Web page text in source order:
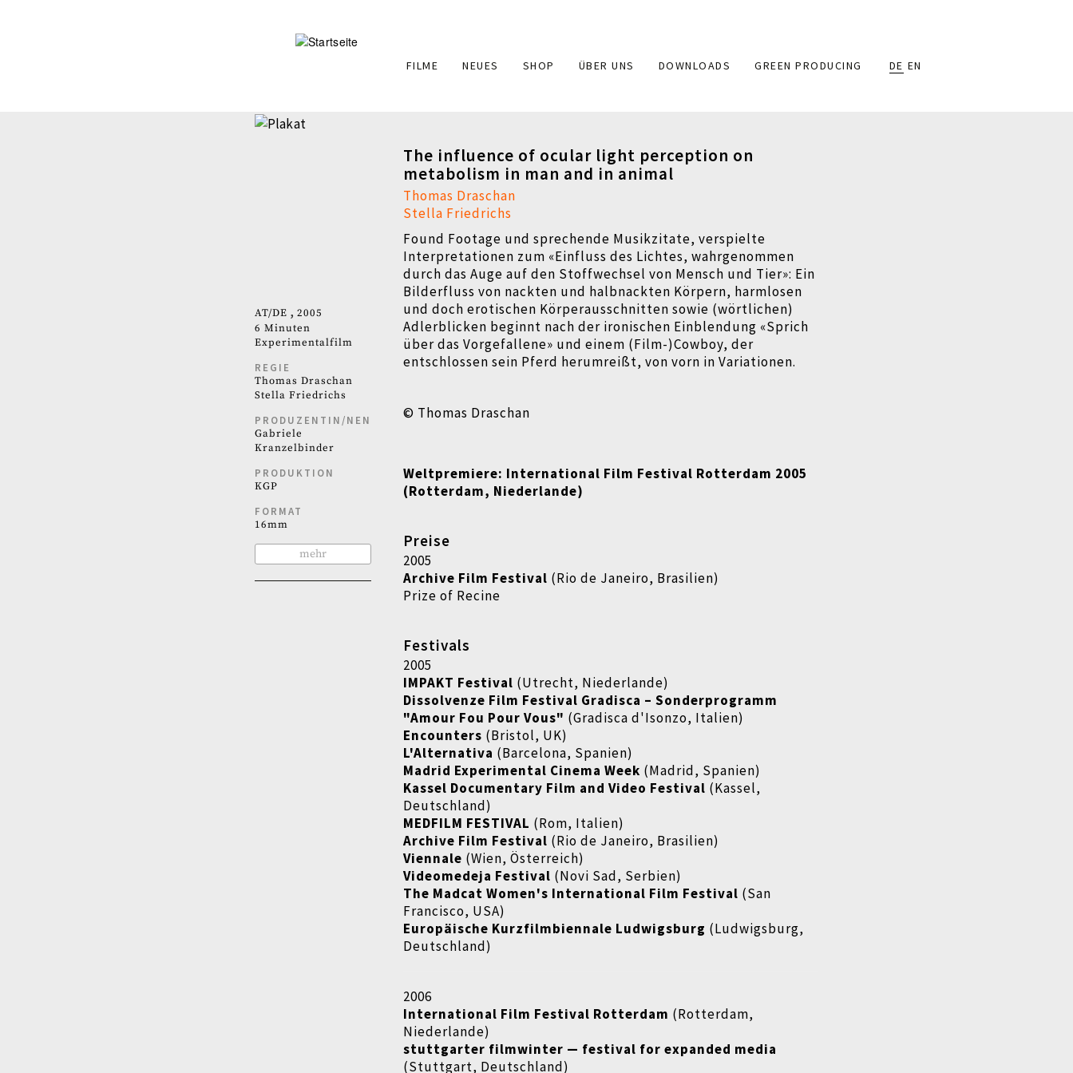
Main
FILME NEUES SHOP ÜBER UNS DOWNLOADS GREEN PRODUCING DE EN
AT DE
2005
6 Minuten
Experimentalfilm
REGIE
Thomas Draschan
Stella Friedrichs
PRODUZENTIN/NEN
Gabriele
Kranzelbinder
PRODUKTION
KGP
FORMAT
16mm
mehr
The influence of ocular light perception on
metabolism in man and in animal
Thomas Draschan
Stella Friedrichs
Found Footage und sprechende Musikzitate, verspielte
Interpretationen zum «Einfluss des Lichtes, wahrgenommen
durch das Auge auf den Stoffwechsel von Mensch und Tier»: Ein
Bilderfluss von nackten und halbnackten Körpern, harmlosen
und doch erotischen Körperausschnitten sowie (wörtlichen)
Adlerblicken beginnt nach der ironischen Einblendung «Sprich
über das Vorgefallene» und einem (Film-)Cowboy, der
entschlossen sein Pferd herumreißt, von vorn in Variationen.
© Thomas Draschan
Weltpremiere: International Film Festival Rotterdam 2005
(Rotterdam, Niederlande)
Preise
2005
Archive Film Festival (Rio de Janeiro, Brasilien)
Prize of Recine
Festivals
2005
IMPAKT Festival (Utrecht, Niederlande)
Dissolvenze Film Festival Gradisca – Sonderprogramm
"Amour Fou Pour Vous" (Gradisca d'Isonzo, Italien)
Encounters (Bristol, UK)
L'Alternativa (Barcelona, Spanien)
Madrid Experimental Cinema Week (Madrid, Spanien)
Kassel Documentary Film and Video Festival (Kassel,
Deutschland)
MEDFILM FESTIVAL (Rom, Italien)
Archive Film Festival (Rio de Janeiro, Brasilien)
Viennale (Wien, Österreich)
Videomedeja Festival (Novi Sad, Serbien)
The Madcat Women's International Film Festival (San
Francisco, USA)
Europäische Kurzfilmbiennale Ludwigsburg (Ludwigsburg,
Deutschland)
2006
International Film Festival Rotterdam (Rotterdam,
Niederlande)
stuttgarter filmwinter — festival for expanded media
(Stuttgart, Deutschland)